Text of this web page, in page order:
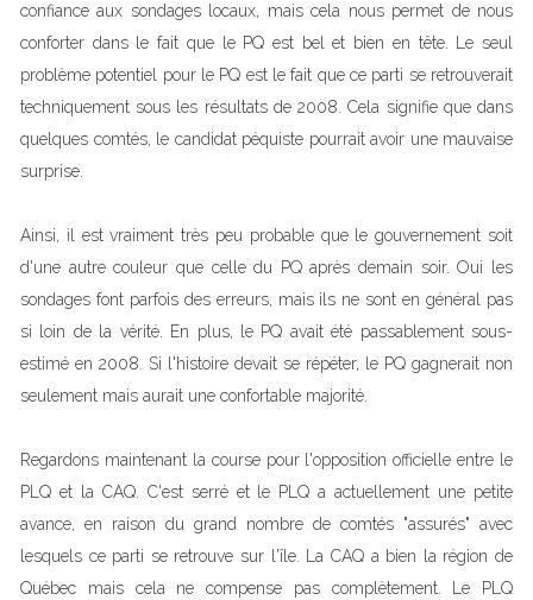
confiance aux sondages locaux, mais cela nous permet de nous
conforter dans le fait que le PQ est bel et bien en tête. Le seul
problème potentiel pour le PQ est le fait que ce parti se retrouverait
techniquement sous les résultats de 2008. Cela signifie que dans
quelques comtés, le candidat péquiste pourrait avoir une mauvaise
surprise.
Ainsi, il est vraiment très peu probable que le gouvernement soit
d'une autre couleur que celle du PQ après demain soir. Oui les
sondages font parfois des erreurs, mais ils ne sont en général pas
si loin de la vérité. En plus, le PQ avait été passablement sous-
estimé en 2008. Si l'histoire devait se répéter, le PQ gagnerait non
seulement mais aurait une confortable majorité.
Regardons maintenant la course pour l'opposition officielle entre le
PLQ et la CAQ. C'est serré et le PLQ a actuellement une petite
avance, en raison du grand nombre de comtés "assurés" avec
lesquels ce parti se retrouve sur l'île. La CAQ a bien la région de
Québec mais cela ne compense pas complètement. Le PLQ